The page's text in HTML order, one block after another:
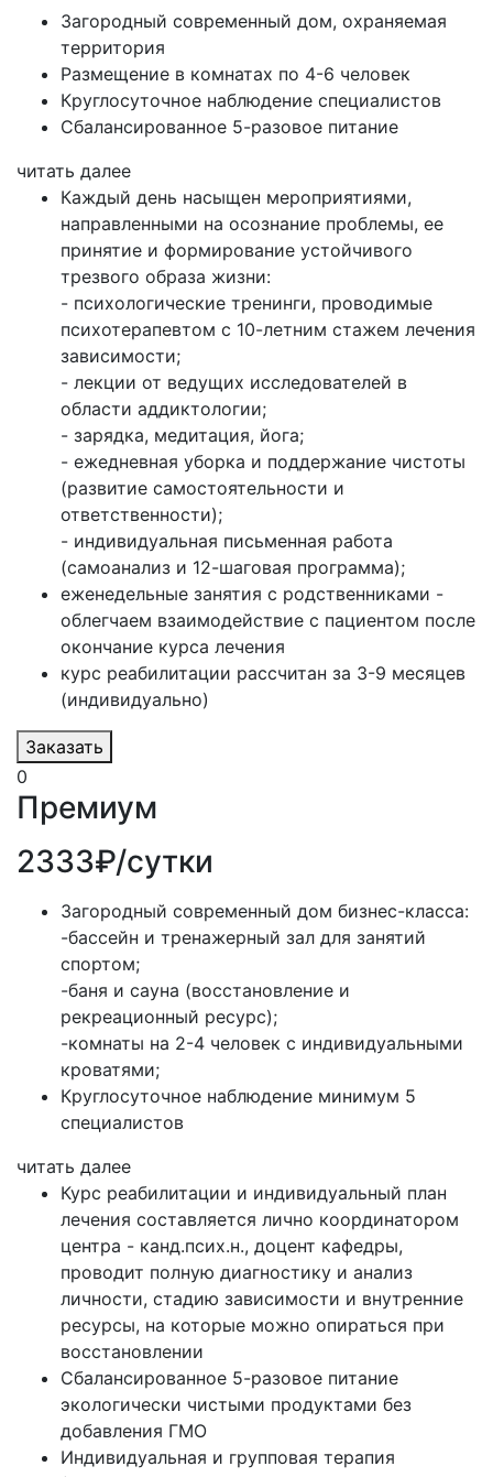
Загородный современный дом, охраняемая
территория
Размещение в комнатах по 4-6 человек
Круглосуточное наблюдение специалистов
Сбалансированное 5-разовое питание
читать далее
Каждый день насыщен мероприятиями,
направленными на осознание проблемы, ее
принятие и формирование устойчивого
трезвого образа жизни:
- психологические тренинги, проводимые
психотерапевтом с 10-летним стажем лечения
зависимости;
- лекции от ведущих исследователей в
области аддиктологии;
- зарядка, медитация, йога;
- ежедневная уборка и поддержание чистоты
(развитие самостоятельности и
ответственности);
- индивидуальная письменная работа
(самоанализ и 12-шаговая программа);
еженедельные занятия с родственниками -
облегчаем взаимодействие с пациентом после
окончание курса лечения
курс реабилитации рассчитан за 3-9 месяцев
(индивидуально)
Заказать
0
Премиум
2333₽/сутки
Загородный современный дом бизнес-класса:
-бассейн и тренажерный зал для занятий
спортом;
-баня и сауна (восстановление и
рекреационный ресурс);
-комнаты на 2-4 человек с индивидуальными
кроватями;
Круглосуточное наблюдение минимум 5
специалистов
читать далее
Курс реабилитации и индивидуальный план
лечения составляется лично координатором
центра - канд.псих.н., доцент кафедры,
проводит полную диагностику и анализ
личности, стадию зависимости и внутренние
ресурсы, на которые можно опираться при
восстановлении
Сбалансированное 5-разовое питание
экологически чистыми продуктами без
добавления ГМО
Индивидуальная и групповая терапия